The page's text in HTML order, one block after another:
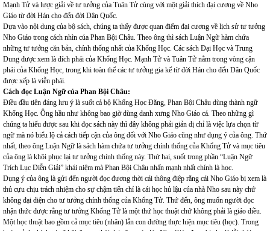
Mạnh Tử và lược giải về tư tưởng của Tuân Tử cùng với một giải thích đại cương về Nho
Giáo từ đời Hán cho đến đời Dân Quốc.
Dựa vào nội dung của bộ sách, chúng ta thấy được quan điểm đại cương về lịch sử tư tưởng
Nho Giáo trong cách nhìn của Phan Bội Châu. Theo ông thì sách Luận Ngữ hàm chứa
những tư tưởng căn bản, chính thống nhất của Khổng Học. Các sách Đại Học và Trung
Dung được xem là đích phái của Khổng Học. Mạnh Tử và Tuân Tử nằm trong vòng cận
phái của Khổng Học, trong khi toàn thể các tư tưởng gia kể từ đời Hán cho đến Dân Quốc
được xếp là viễn phái.
Cách đọc Luận Ngữ của Phan Bội Châu:
Điều đầu tiên đáng lưu ý là suốt cả bộ Khổng Học Đăng, Phan Bội Châu dùng thành ngữ
Khổng Học. Ông hầu như không bao giờ dùng danh xưng Nho Giáo cả. Theo những gì
chúng ta hiểu được sau khi đọc sách này thì đây không phải giản dị chỉ là việc lựa chọn từ
ngữ mà nó biểu lộ cả cách tiếp cận của ông đối với Nho Giáo cũng như dụng ý của ông. Thứ
nhất, theo ông Luận Ngữ là sách hàm chứa tư tưởng chính thống của Khổng Tử và mục tiêu
của ông là khôi phục lại tư tưởng chính thống này. Thứ hai, suốt trong phần “Luận Ngữ
Trích Lục Diễn Giải” khái niệm mà Phan Bội Châu nhấn mạnh nhất chính là học.
Dụng ý của ông là gửi đến người đọc đương thời cái thông điệp rằng cái Nho Giáo bị xem là
thủ cựu chịu trách nhiệm cho sự chậm tiến chỉ là cái học hủ lậu của nhà Nho sau này chứ
không đại diện cho tư tưởng chính thống của Khổng Tử. Thứ đến, ông muốn người đọc
nhận thức được rằng tư tưởng Khổng Tử là một thứ học thuật chứ không phải là giáo điều.
Một học thuật bao gồm cả mục tiêu (nhân) lẫn con đường thực hiện mục tiêu (học). Trong